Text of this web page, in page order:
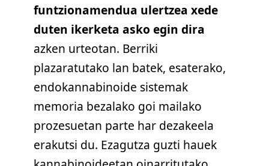
funtzionamendua ulertzea xede
duten ikerketa asko egin dira
azken urteotan. Berriki
plazaratutako lan batek, esaterako,
endokannabinoide sistemak
memoria bezalako goi mailako
prozesuetan parte har dezakeela
erakutsi du. Ezagutza guzti hauek